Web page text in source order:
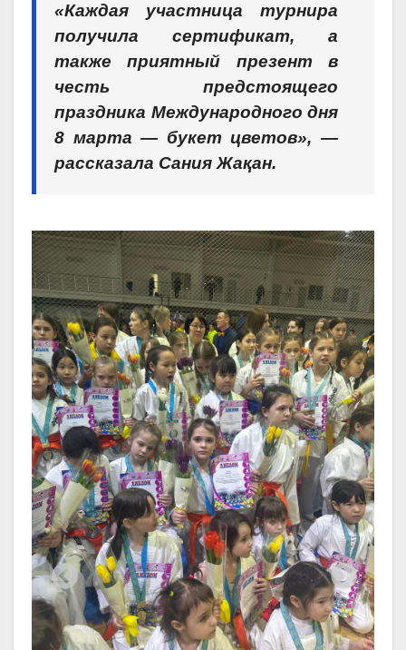
«Каждая участница турнира
получила сертификат, а
также приятный презент в
честь предстоящего
праздника Международного дня
8 марта — букет цветов», —
рассказала Сания Жақан.